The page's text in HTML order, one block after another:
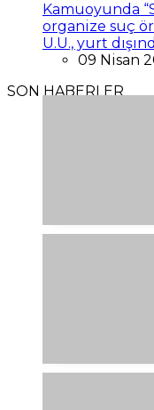
Kamuoyunda
organize suç
U.U., yurt
09 Nisan
SON HABERLER